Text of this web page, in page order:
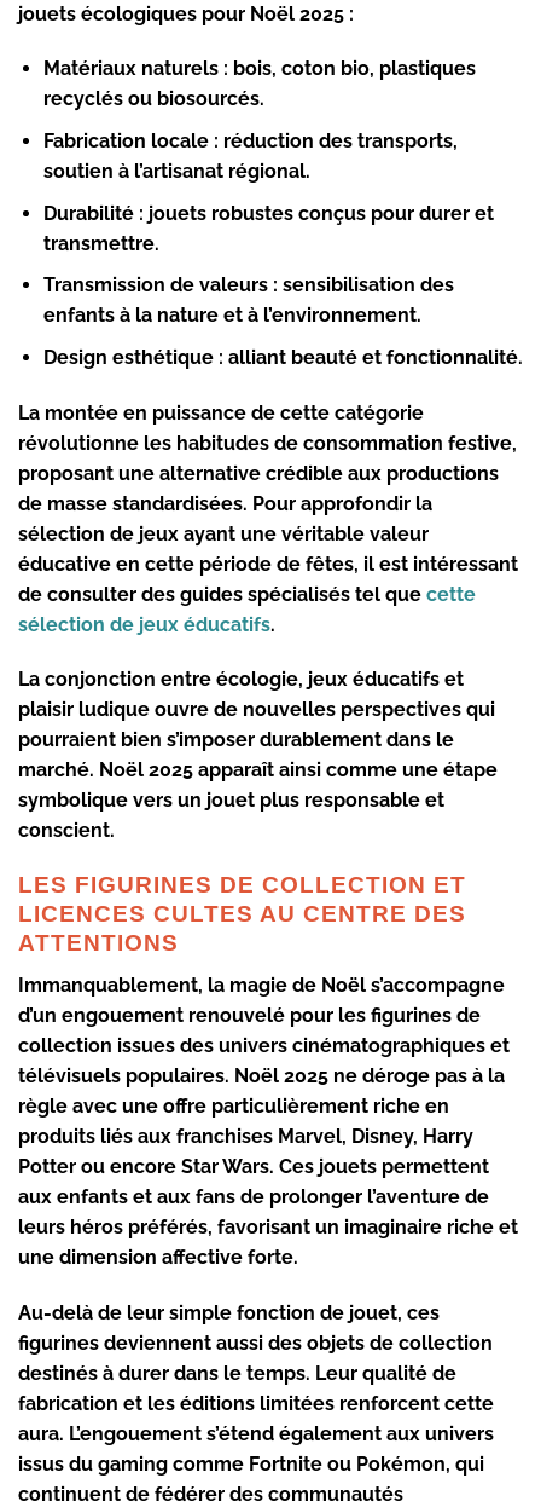
jouets écologiques pour Noël 2025 :
Matériaux naturels: bois, coton bio, plastiques
recyclés ou biosourcés.
Fabrication locale: réduction des transports,
soutien à l’artisanat régional.
Durabilité: jouets robustes conçus pour durer et
transmettre.
Transmission de valeurs: sensibilisation des
enfants à la nature et à l’environnement.
Design esthétique: alliant beauté et fonctionnalité.
La montée en puissance de cette catégorie
révolutionne les habitudes de consommation festive,
proposant une alternative crédible aux productions
de masse standardisées. Pour approfondir la
sélection de jeux ayant une véritable valeur
éducative en cette période de fêtes, il est intéressant
de consulter des guides spécialisés tel que cette
sélection de jeux éducatifs.
La conjonction entre écologie, jeux éducatifs et
plaisir ludique ouvre de nouvelles perspectives qui
pourraient bien s’imposer durablement dans le
marché. Noël 2025 apparaît ainsi comme une étape
symbolique vers un jouet plus responsable et
conscient.
LES FIGURINES DE COLLECTION ET
LICENCES CULTES AU CENTRE DES
ATTENTIONS
Immanquablement, la magie de Noël s’accompagne
d’un engouement renouvelé pour les figurines de
collection issues des univers cinématographiques et
télévisuels populaires. Noël 2025 ne déroge pas à la
règle avec une offre particulièrement riche en
produits liés aux franchises Marvel, Disney, Harry
Potter ou encore Star Wars. Ces jouets permettent
aux enfants et aux fans de prolonger l’aventure de
leurs héros préférés, favorisant un imaginaire riche et
une dimension affective forte.
Au-delà de leur simple fonction de jouet, ces
figurines deviennent aussi des objets de collection
destinés à durer dans le temps. Leur qualité de
fabrication et les éditions limitées renforcent cette
aura. L’engouement s’étend également aux univers
issus du gaming comme Fortnite ou Pokémon, qui
continuent de fédérer des communautés